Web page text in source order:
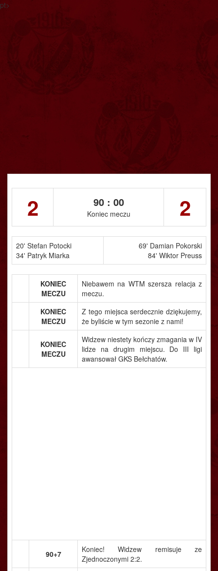
pt>
2 90 : 00
Koniec meczu 2
20' Stefan Potocki
34' Patryk Miarka
69' Damian Pokorski
84' Wiktor Preuss
KONIEC
MECZU
Niebawem na WTM szersza relacja z
meczu.
KONIEC
MECZU
Z tego miejsca serdecznie dziękujemy,
że byliście w tym sezonie z nami!
KONIEC
MECZU
Widzew niestety kończy zmagania w IV
lidze na drugim miejscu. Do III ligi
awansował GKS Bełchatów.
90+7
Koniec! Widzew remisuje ze
Zjednoczonymi 2:2.